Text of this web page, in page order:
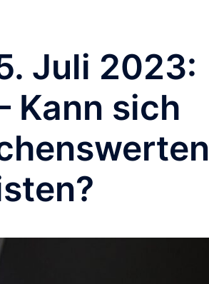
Juli 2023:
Kann sich